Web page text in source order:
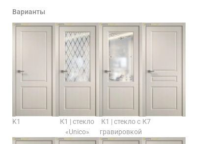
Варианты
K1
К1 | стекло
«Unico»
К1 | стекло с
гравировкой
К7